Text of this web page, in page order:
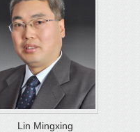
Lin Mingxing